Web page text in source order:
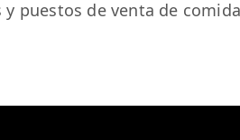
puestos de venta de